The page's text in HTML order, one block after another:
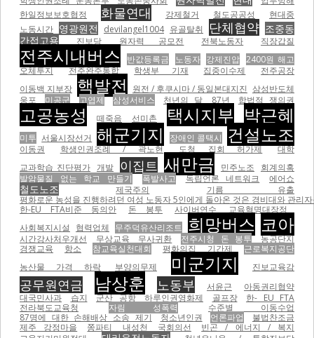
한일정보보호협정
화물연대 강제철거 철도공공성
현대중
노동시간 영광원전 devilangel1004 유골탈취 단체협약 조중동
간접고용
진보당 원자력 공모전 전북노동자 직장갑질
전주시내버스 반값등록금 노동자 강제진압 2400원 해고
오체투지
전주완주통합 학생부 기재 집중이수제
전주공장
이동백 지부장 핵발전 원전 / 후쿠시마 / 동일본대지진 삼성반도체
웅포
미공군 고엽제 삼성서비스 천년의 달 87년 합법적 쟁의권
고공농성 떼죽음 선미촌 택시지부 박근혜
미투 서울시장선거 해군기지 장애인 콜택시 건설노조
이동권 학생인권조례 / 곽노현 도청 집회 허가제
대학
교과학습 진단평가 개발 이집트 새만금 민주노조
회계의혹
발암물질 없는 학교 만들기
폭발사고 독립언론 네트워크 에어쇼
철도노조 제국주의
기름 유출
평화로운 농성을 진행하려던 여성 노동자 5인에게 돌아온 것은 경비대와 관
한-EU FTA비준 동의안
돈 봉투 사이버연수
교육혁명대장정
사회복지시설
협력업체 무주덕유산리조트 희망버스 코아
시간강사처우개선 무상교육 무사귀환 전주시청 돈 봉투
농공단지
경쟁교육
항소 참교육실천대회 평화의집 기간제
근로복지공단
농산물 가격 하락
부양의무제 미군기지 진보교육감
공무원연금 남상훈 노동부 서윤근
아동권리협약
대국민사과
습지 군산 공항 하루인권영화제 골프장
한- EU FTA
전라북도교육청
자림 성폭력
수준별 이동수업
87명에 대한 손해배상 소송 제기
청소년인권 언론파업
불법찬조금
제주 강정마을
쫑파티 내성천 국회의선
빈곤 / 에너지 / 복지